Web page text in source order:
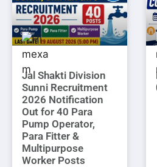
Jal Shakti Division
Sunni Recruitment
2026 Notification
Out for 40 Para
Pump Operator,
Para Fitter &
Multipurpose
Worker Posts